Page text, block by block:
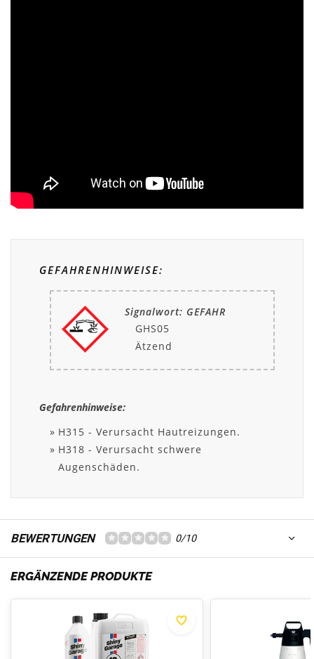
GEFAHRENHINWEISE:
Signalwort: GEFAHR
GHS05
Ätzend
Gefahrenhinweise:
H315 - Verursacht Hautreizungen.
H318 - Verursacht schwere
Augenschäden.
BEWERTUNGEN 0/10
ERGÄNZENDE PRODUKTE